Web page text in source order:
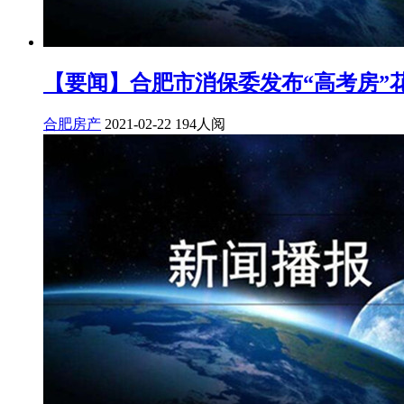
【要闻】合肥市消保委发布“高考房”
合肥房产 2021-02-22 194人阅